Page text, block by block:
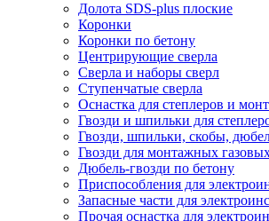
Долота SDS-plus плоские
Коронки
Коронки по бетону
Центрирующие сверла
Сверла и наборы сверл
Ступенчатые сверла
Оснастка для степлеров и
Гвозди и шпильки для
Гвозди, шпильки, скобы,
Гвозди для монтажных
Дюбель-гвозди по бетону
Приспособления для
Запасные части для
Прочая оснастка для